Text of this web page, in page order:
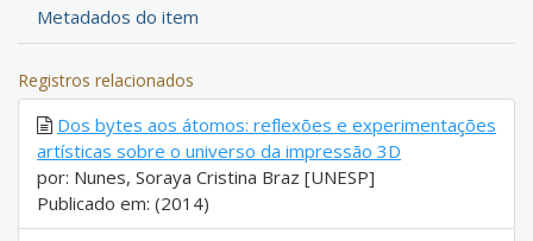
Metadados do item
Registros relacionados
Dos bytes aos átomos: reflexões e experimentações
artísticas sobre o universo da impressão 3D
por: Nunes, Soraya Cristina Braz [UNESP]
Publicado em: (2014)